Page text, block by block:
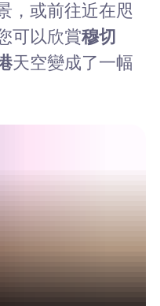
，或前往近在咫
可以欣賞穆切
天空變成了一幅